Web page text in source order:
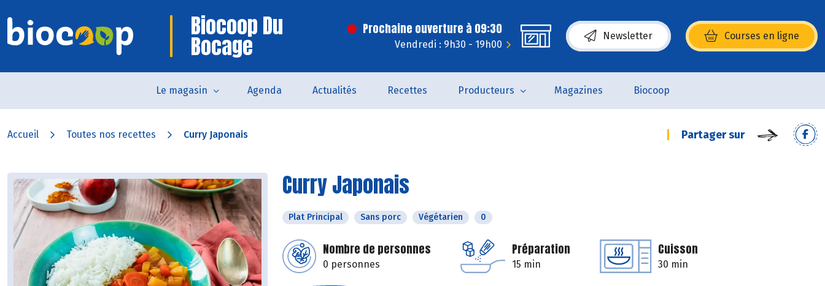
Biocoop Du
Bocage
Prochaine ouverture à 09:30
Vendredi : 9h30 - 19h00
Newsletter Courses en ligne
(s’ouvre dans une nouvelle fenêtre)
Le magasin Agenda Actualités Recettes Producteurs Magazines Biocoop
Accueil Toutes nos recettes Curry Japonais Partager sur
Curry Japonais
Plat Principal Sans porc Végétarien 0
Nombre de personnes
0 personnes
Préparation
15 min
Cuisson
30 min